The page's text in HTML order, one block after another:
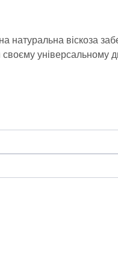
натуральна віскоза
універсальному